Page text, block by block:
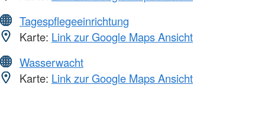
Tagespflegeeinrichtung
Karte: Link zur Google Maps Ansicht
Wasserwacht
Karte: Link zur Google Maps Ansicht